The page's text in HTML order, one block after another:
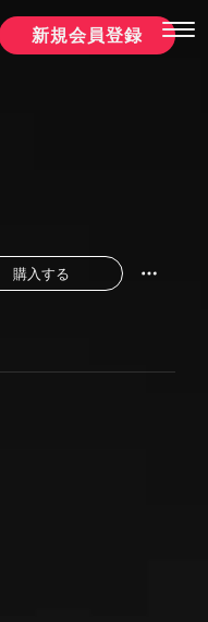
新規会員登録
購入する